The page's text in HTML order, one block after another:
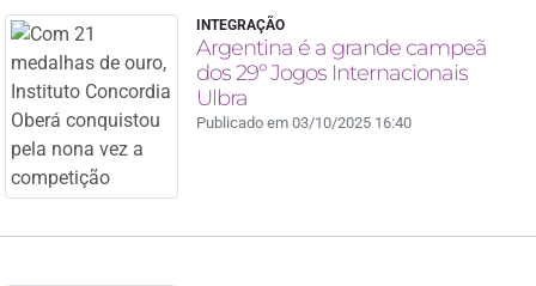
INTEGRAÇÃO
Argentina é a grande campeã
dos 29º Jogos Internacionais
Ulbra
Publicado em 03/10/2025 16:40